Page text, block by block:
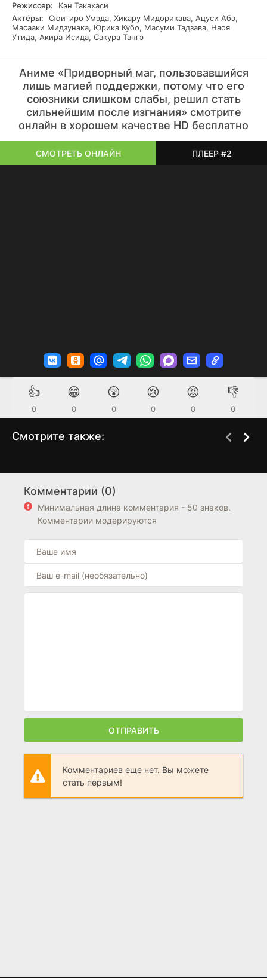
Режиссер:
Кэн Такахаси
Актёры:
Сюитиро Умэда, Хикару Мидорикава, Ацуси Абэ,
Масааки Мидзунака, Юрика Кубо, Масуми Тадзава, Наоя
Утида, Акира Исида, Сакура Тангэ
Аниме «Придворный маг, пользовавшийся
лишь магией поддержки, потому что его
союзники слишком слабы, решил стать
сильнейшим после изгнания» смотрите
онлайн в хорошем качестве HD бесплатно
СМОТРЕТЬ ОНЛАЙН ПЛЕЕР #2
👍
0
😁
0
😲
0
😢
0
😡
0
👎
0
Смотрите также:
(2021)
6,1
(2026)
Комментарии (0)
Минимальная длина комментария - 50 знаков.
Комментарии модерируются
ОТПРАВИТЬ
Комментариев еще нет. Вы можете
стать первым!